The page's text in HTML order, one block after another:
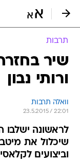
תרבות
שיר
ורותי נבון
וואלה תרבות
23.5.2015 / 22:01
לראשונה
שיכלול את
וביצועים